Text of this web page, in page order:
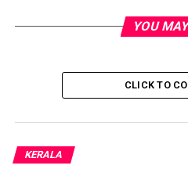
പ്രസിഡന്റാകുന്നതിനുമുമ്പ്
ഇരിക്കുമ്പോഴും തന്റെ
ഉപേക്ഷിക്കാന്‍ ഇവാങ്ക
അമേരിക്ക കുടുംബത്തിലേക്ക്
ശക്തമായിക്കഴിഞ്ഞു.
YOU
CLICK TO
KERALA